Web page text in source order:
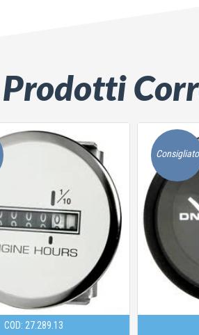
Prodotti
COD: 27.397.40
Consigliato